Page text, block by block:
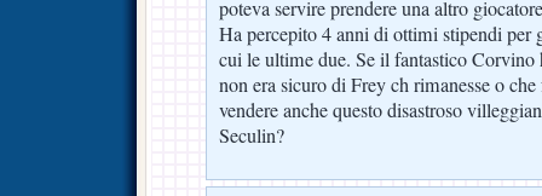
poteva servire prendere una altro
Ha percepito 4 anni di ottimi stipendi per
cui le ultime due. Se il fantastico Corvino
non era sicuro di Frey ch rimanesse o
vendere anche questo disastroso
Seculin?